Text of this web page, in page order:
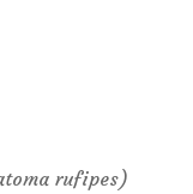
rufipes)